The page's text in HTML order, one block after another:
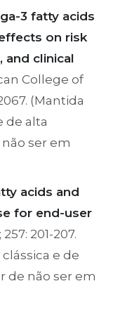
3 fatty acids
on risk
and clinical
College of
(Mantida
de alta
ser em
acids and
for end-user
201-207.
e de
de não ser em